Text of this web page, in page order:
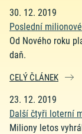
30. 12. 2019
Poslední
Od Nového roku
daň.
CELÝ ČLÁNEK
23. 12. 2019
Další čtyři loterní
Miliony letos